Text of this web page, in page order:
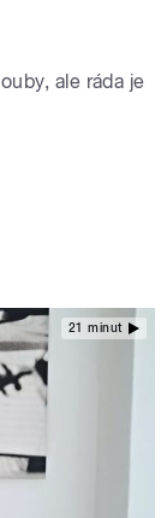
ale ráda je
21 minut